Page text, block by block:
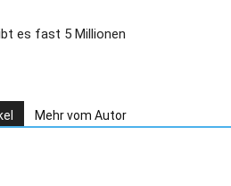
es fast 5 Millionen
Mehr vom Autor